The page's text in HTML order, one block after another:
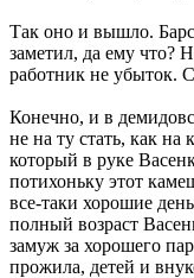
Так оно и вышло.
заметил, да ему что?
работник не убыток.
Конечно, и в
не на ту стать, как
который в руке
потихоньку этот
все-таки хорошие
полный возраст
замуж за хорошего
прожила, детей и